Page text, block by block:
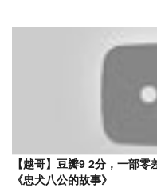
【越哥】豆瓣9 2分，一部
《忠犬八公的故事》